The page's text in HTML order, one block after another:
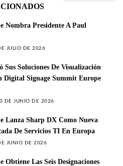
Nombra Presidente A Paul
JULIO DE 2026
Sus Soluciones De Visualización
Digital Signage Summit Europe
DE JUNIO DE 2026
Lanza Sharp DX Como Nueva
De Servicios TI En Europa
JUNIO DE 2026
Obtiene Las Seis Designaciones